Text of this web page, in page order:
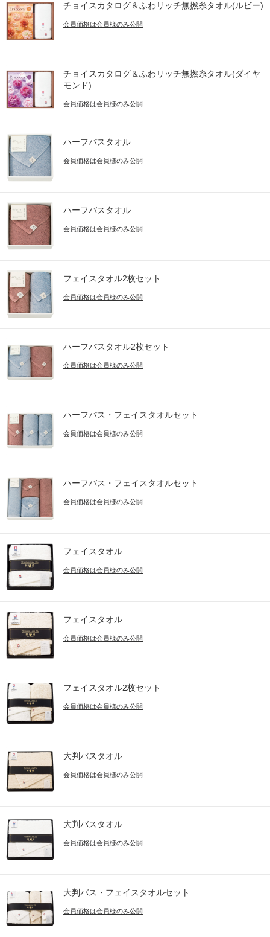
チョイスカタログ＆ふわリッチ無撚糸タオル(ルビー)
会員価格は会員様のみ公開
チョイスカタログ＆ふわリッチ無撚糸タオル(ダイヤ
モンド)
会員価格は会員様のみ公開
ハーフバスタオル
会員価格は会員様のみ公開
ハーフバスタオル
会員価格は会員様のみ公開
フェイスタオル2枚セット
会員価格は会員様のみ公開
ハーフバスタオル2枚セット
会員価格は会員様のみ公開
ハーフバス・フェイスタオルセット
会員価格は会員様のみ公開
ハーフバス・フェイスタオルセット
会員価格は会員様のみ公開
フェイスタオル
会員価格は会員様のみ公開
フェイスタオル
会員価格は会員様のみ公開
フェイスタオル2枚セット
会員価格は会員様のみ公開
大判バスタオル
会員価格は会員様のみ公開
大判バスタオル
会員価格は会員様のみ公開
大判バス・フェイスタオルセット
会員価格は会員様のみ公開